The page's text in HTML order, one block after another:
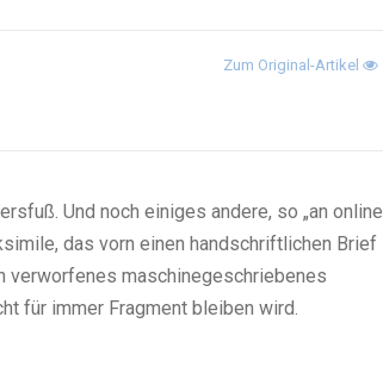
Zum Original-Artikel
Und noch einiges andere, so „an online
das vorn einen handschriftlichen Brief
verworfenes maschinegeschriebenes
für immer Fragment bleiben wird.